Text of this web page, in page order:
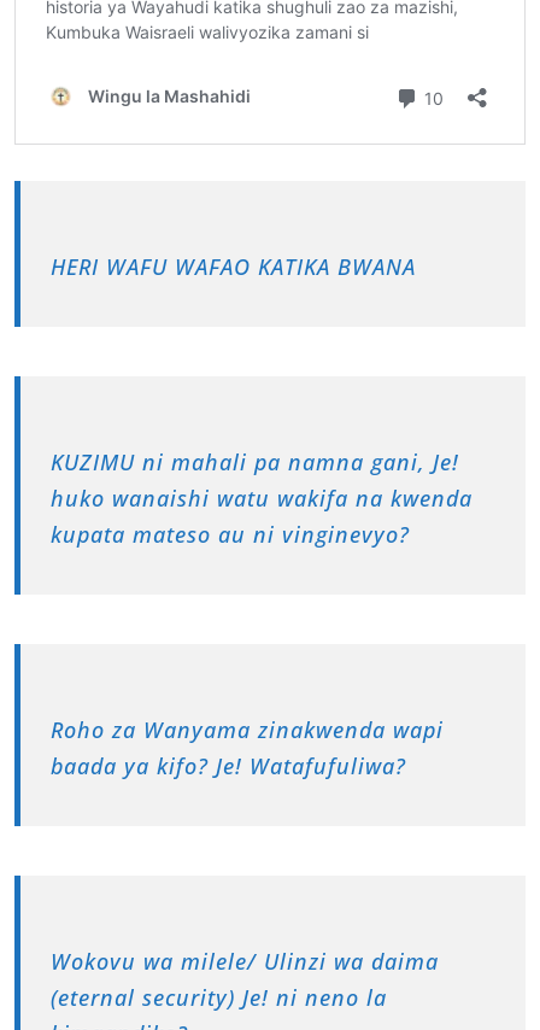
HERI WAFU WAFAO KATIKA BWANA
KUZIMU ni mahali pa namna gani, Je!
huko wanaishi watu wakifa na kwenda
kupata mateso au ni vinginevyo?
Roho za Wanyama zinakwenda wapi
baada ya kifo? Je! Watafufuliwa?
Wokovu wa milele/ Ulinzi wa daima
(eternal security) Je! ni neno la